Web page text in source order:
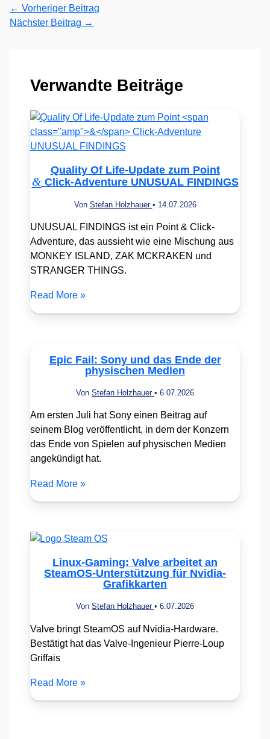
← Vorheriger Beitrag
Nächster Beitrag →
Verwandte Beiträge
Quality Of Life-Update zum Point
&Click-Adventure UNUSUAL FINDINGS
Von Stefan Holzhauer • 14.07.2026
UNUSUAL FINDINGS ist ein Point & Click-
Adventure, das aussieht wie eine Mischung aus
MONKEY ISLAND, ZAK MCKRAKEN und
STRANGER THINGS.
Read More »
Epic Fail: Sony und das Ende der
physischen Medien
Von Stefan Holzhauer • 6.07.2026
Am ersten Juli hat Sony einen Beitrag auf
seinem Blog veröffentlicht, in dem der Konzern
das Ende von Spielen auf physischen Medien
angekündigt hat.
Read More »
Linux-Gaming: Valve arbeitet an
SteamOS-Unterstützung für Nvidia-
Grafikkarten
Von Stefan Holzhauer • 6.07.2026
Valve bringt SteamOS auf Nvidia-Hardware.
Bestätigt hat das Valve-Ingenieur Pierre-Loup
Griffais
Read More »